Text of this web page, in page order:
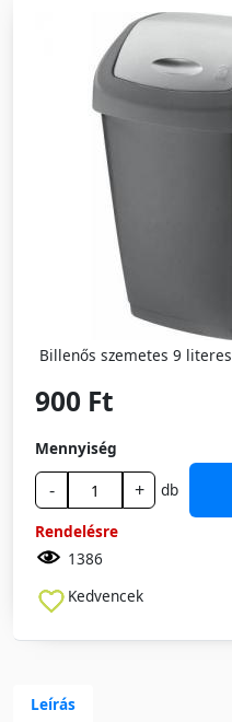
Billenős szemetes 9 literes
900 Ft
Mennyiség
- + db
Rendelésre
1386
Kedvencek
Leírás